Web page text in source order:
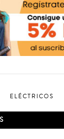
ELÉCTRICOS